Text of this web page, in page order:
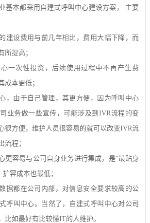
基本都采用自建式呼叫中心建设方案， 主要
的建设费用与前几年相比，费用大幅下降，而
所提高；
一次性投资，后续使用过程中不再产生费
成本更低；
，由于自己管理，其更方便，因为呼叫中心
业务做一些宣传，可能涉及到 IVR流程的变
很方便，维护人员很容易的就可以改变IVR流
流程；
更容易与公司自身业务进行集成，是“最贴身
容成本也最低；
据都在公司内部，对信息安全要求较高的公
呼叫中心。当然了，自建式呼叫中心对公司
比如最好有比较懂IT的人维护。